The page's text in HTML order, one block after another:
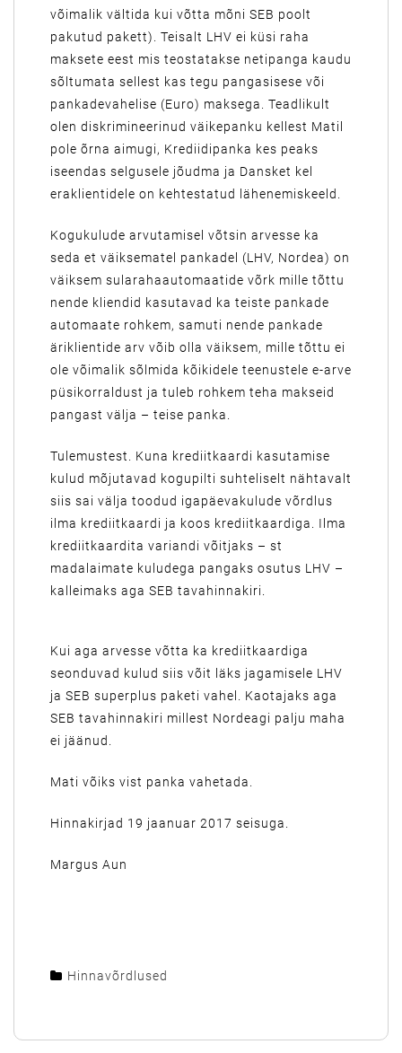
võimalik vältida kui võtta mõni SEB poolt
pakutud pakett). Teisalt LHV ei küsi raha
maksete eest mis teostatakse netipanga kaudu
sõltumata sellest kas tegu pangasisese või
pankadevahelise (Euro) maksega. Teadlikult
olen diskrimineerinud väikepanku kellest Matil
pole õrna aimugi, Krediidipanka kes peaks
iseendas selgusele jõudma ja Dansket kel
eraklientidele on kehtestatud lähenemiskeeld.
Kogukulude arvutamisel võtsin arvesse ka
seda et väiksematel pankadel (LHV, Nordea) on
väiksem sularahaautomaatide võrk mille tõttu
nende kliendid kasutavad ka teiste pankade
automaate rohkem, samuti nende pankade
äriklientide arv võib olla väiksem, mille tõttu ei
ole võimalik sõlmida kõikidele teenustele e-arve
püsikorraldust ja tuleb rohkem teha makseid
pangast välja – teise panka.
Tulemustest. Kuna krediitkaardi kasutamise
kulud mõjutavad kogupilti suhteliselt nähtavalt
siis sai välja toodud igapäevakulude võrdlus
ilma krediitkaardi ja koos krediitkaardiga. Ilma
krediitkaardita variandi võitjaks – st
madalaimate kuludega pangaks osutus LHV –
kalleimaks aga SEB tavahinnakiri.
Kui aga arvesse võtta ka krediitkaardiga
seonduvad kulud siis võit läks jagamisele LHV
ja SEB superplus paketi vahel. Kaotajaks aga
SEB tavahinnakiri millest Nordeagi palju maha
ei jäänud.
Mati võiks vist panka vahetada.
Hinnakirjad 19 jaanuar 2017 seisuga.
Margus Aun
Hinnavõrdlused